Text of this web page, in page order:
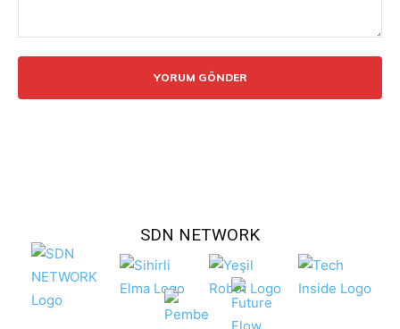
SDN NETWORK